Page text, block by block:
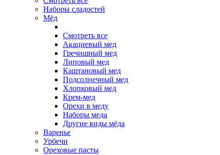
Наборы сладостей
Мёд
Смотреть все
Акациевый мед
Гречишный мед
Липовый мед
Каштановый мед
Подсолнечный мед
Хлопковый мед
Крем-мед
Орехи в меду
Наборы меда
Другие виды мёда
Варенье
Урбечи
Ореховые пасты